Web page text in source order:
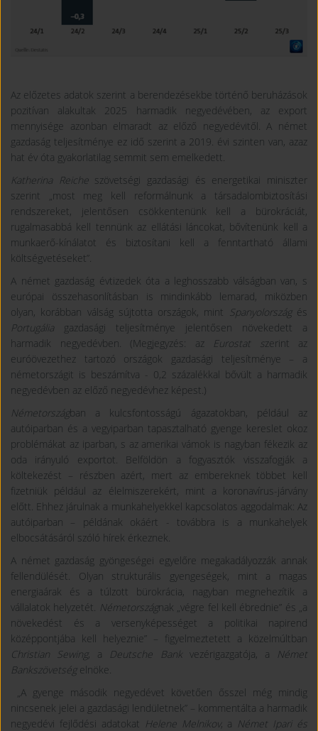
Az előzetes adatok szerint a berendezésekbe történő beruházások
pozitívan alakultak 2025 harmadik negyedévében, az export
mennyisége azonban elmaradt az előző negyedévitől. A német
gazdaság teljesítménye ez idő szerint a 2019. évi szinten van, azaz
hat év óta gyakorlatilag semmit sem emelkedett.
Katherina Reicheszövetségi gazdasági és energetikai miniszter
szerint „most meg kell reformálnunk a társadalombiztosítási
rendszereket, jelentősen csökkentenünk kell a bürokráciát,
rugalmasabbá kell tennünk az ellátási láncokat, bővítenünk kell a
munkaerő-kínálatot és biztosítani kell a fenntartható állami
költségvetéseket”.
A német gazdaság évtizedek óta a leghosszabb válságban van, s
európai összehasonlításban is mindinkább lemarad, miközben
olyan, korábban válság sújtotta országok, mint
Spanyolország és
Portugália gazdasági teljesítménye jelentősen növekedett a
harmadik negyedévben. (Megjegyzés: az
Eurostat szerint az
euróövezethez tartozó országok gazdasági teljesítménye – a
németországit is beszámítva - 0,2 százalékkal bővült a harmadik
negyedévben az előző negyedévhez képest.)
Németország ban a kulcsfontosságú ágazatokban, például az
autóiparban és a vegyiparban tapasztalható gyenge kereslet okoz
problémákat az iparban, s az amerikai vámok is nagyban fékezik az
oda irányuló exportot. Belföldön a fogyasztók visszafogják a
költekezést – részben azért, mert az embereknek többet kell
fizetniük például az élelmiszerekért, mint a koronavírus-járvány
előtt. Ehhez járulnak a munkahelyekkel kapcsolatos aggodalmak: Az
autóiparban – példának okáért - továbbra is a munkahelyek
elbocsátásáról szóló hírek érkeznek.
A német gazdaság gyöngeségei egyelőre megakadályozzák annak
fellendülését. Olyan strukturális gyengeségek, mint a magas
energiaárak és a túlzott bürokrácia, nagyban megnehezítik a
vállalatok helyzetét. Németország nak „végre fel kell ébrednie” és „a
növekedést és a versenyképességet a politikai napirend
középpontjába kell helyeznie” – figyelmeztetett a közelmúltban
Christian Sewing , a Deutsche Bank vezérigazgatója, a
Német
Bankszövetség elnöke.
„A gyenge második negyedévet követően ősszel még mindig
nincsenek jelei a gazdasági lendületnek” – kommentálta a harmadik
negyedévi fejlődési adatokat Helene Melnikov, a Német Ipari és